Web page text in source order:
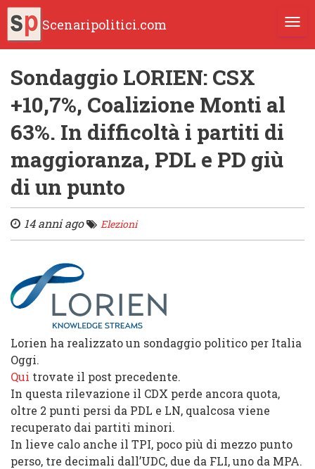
Scenaripolitici.com
Sondaggio LORIEN: CSX
+10,7%, Coalizione Monti al
63%. In difficoltà i partiti di
maggioranza, PDL e PD giù
di un punto
14 anni ago Elezioni
Lorien ha realizzato un sondaggio politico per Italia
Oggi.
Qui trovate il post precedente.
In questa rilevazione il CDX perde ancora quota,
oltre 2 punti persi da PDL e LN, qualcosa viene
recuperato dai partiti minori.
In lieve calo anche il TPI, poco più di mezzo punto
perso, tre decimali dall’UDC, due da FLI, uno da MPA.